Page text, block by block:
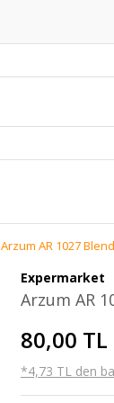
Arzum AR 1027
Expermarket
Arzum AR
80,00 TL
*4,73 TL den